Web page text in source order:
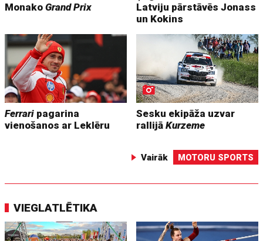
MonakoGrand Prix
Latviju pārstāvēs Jonass
un Kokins
Ferrari pagarina
vienošanos ar Leklēru
Sesku ekipāža uzvar
rallijāKurzeme
Vairāk MOTORU SPORTS
VIEGLATLĒTIKA